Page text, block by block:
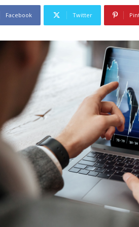
Facebook Twitter